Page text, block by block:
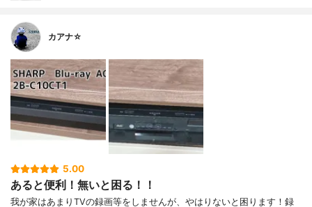
カアナ☆
5.00
あると便利！無いと困る！！
我が家はあまりTVの録画等をしませんが、やはりないと困ります！録